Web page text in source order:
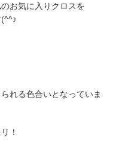
お気に入りクロスを
れる色合いとなっていま
！